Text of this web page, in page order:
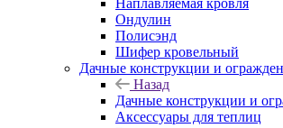
Наплавляемая кровля
Ондулин
Полисэнд
Шифер кровельный
Дачные конструкции и
Назад
Дачные конструкции и
Аксессуары для теплиц